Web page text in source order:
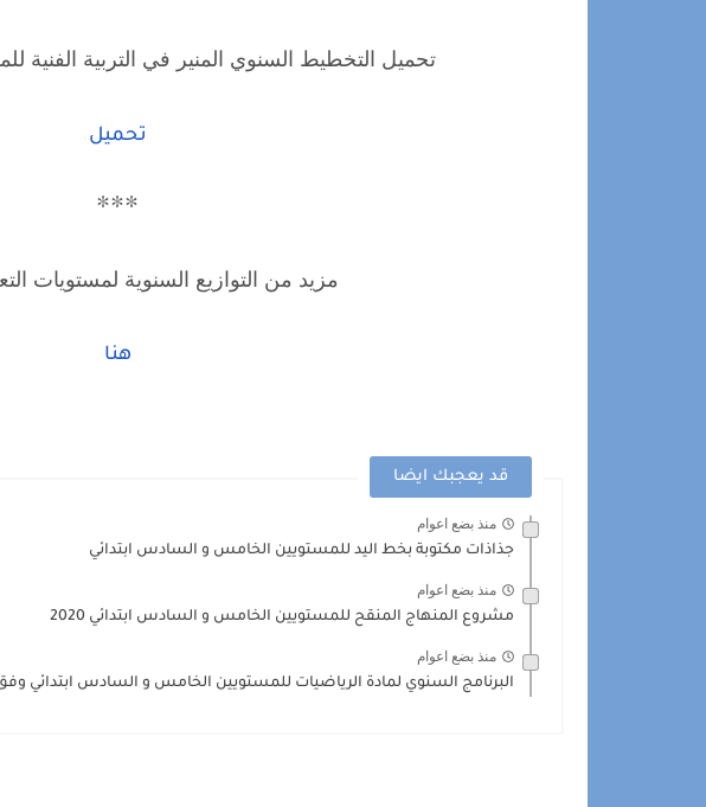
تحميل التخطيط السنوي المنير في التربية الفنية
تحميل
***
مزيد من التوازيع السنوية لمستويات
هنا
قد يعجبك ايضا
منذ بضع اعوام
جذاذات مكتوبة بخط اليد للمستويين الخامس و السادس ابتدائي
منذ بضع اعوام
مشروع المنهاج المنقح للمستويين الخامس و السادس ابتدائي 2020
منذ بضع اعوام
البرنامج السنوي لمادة الرياضيات للمستويين الخامس و السادس ابتدائي